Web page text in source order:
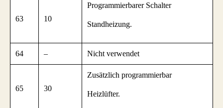
63 10
Programmierbarer Schalter
Standheizung.
64 – Nicht verwendet
65 30
Zusätzlich programmierbar
Heizlüfter.